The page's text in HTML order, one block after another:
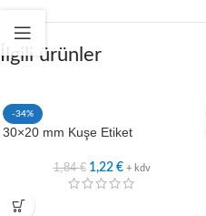
İlgili ürünler
-34%
30×20 mm Kuşe Etiket
1,84€ 1,22 € + kdv